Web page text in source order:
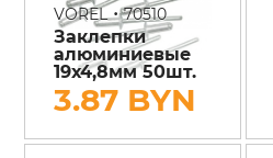
VOREL•70510
Заклепки
алюминиевые
19х4,8мм 50шт.
3.87 BYN